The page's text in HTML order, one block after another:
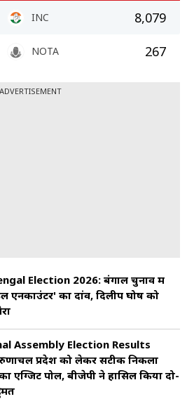
INC 8,079
NOTA 267
ADVERTISEMENT
Election 2026: बंगाल चुनाव में
एनकाउंटर' का दांव, दिलीप घोष को
Assembly Election Results
प्रदेश को लेकर सटीक निकला
पोल, बीजेपी ने हासिल किया दो-